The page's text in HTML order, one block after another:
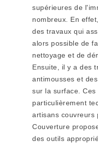
supérieures de
nombreux. En
des travaux qui
alors possible de
nettoyage et de
Ensuite, il y a des
antimousses et
sur la surface.
particulièrement
artisans couvreurs
Couverture
des outils